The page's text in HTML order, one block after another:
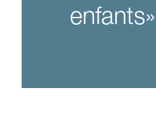
enfants»